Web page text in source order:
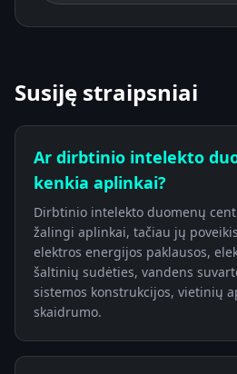
Susiję straipsniai
Ar dirbtinio intelekto
kenkia aplinkai?
Dirbtinio intelekto duomenų
žalingi aplinkai, tačiau jų
elektros energijos paklausos,
šaltinių sudėties, vandens
sistemos konstrukcijos, vietinių
skaidrumo.